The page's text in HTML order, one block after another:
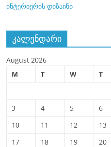
ინტერიერის დიზაინი
კალენდარი
August 2026
M
T W T
3
4 5 6
10
11 12 13
17
18 19 20